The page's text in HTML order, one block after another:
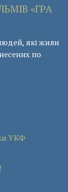
«ГРА
які жили
по
УКФ